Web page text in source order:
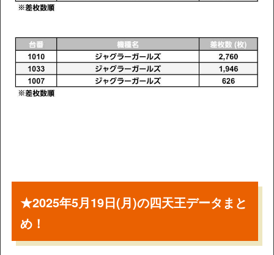
★2025年5月19日(月)の四天王データまと
め！